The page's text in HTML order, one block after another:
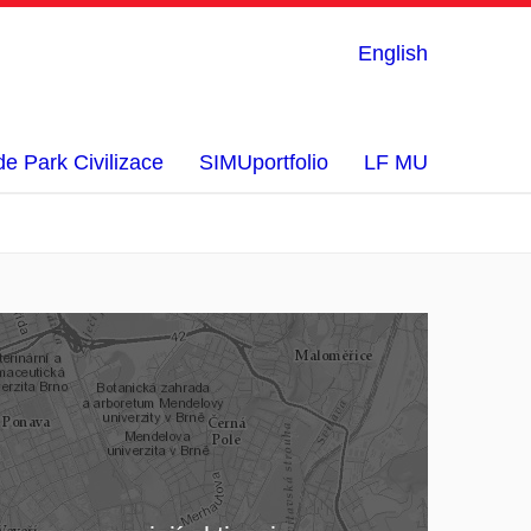
English
Park Civilizace SIMUportfolio LF MU